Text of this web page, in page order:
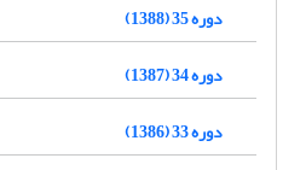
دوره 35 (1388)
دوره 34 (1387)
دوره 33 (1386)